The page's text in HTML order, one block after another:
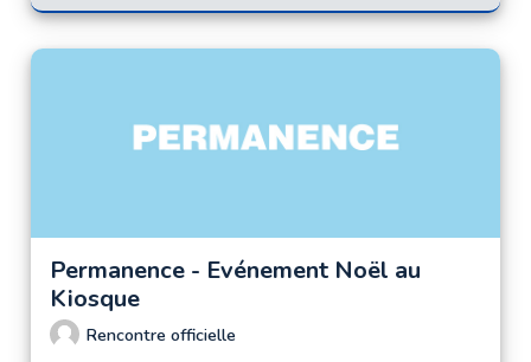
Permanence - Evénement Noël au
Kiosque
Rencontre officielle